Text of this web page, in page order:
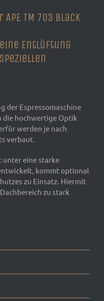
TM 703 Black
Entlüftung
der Espressomaschine
die hochwertige Optik
werden je nach
verbaut.
unter eine starke
kommt optional
zu Einsatz. Hiermit
zu stark